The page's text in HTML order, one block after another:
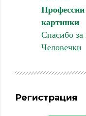
картинки
Спасибо
Человечки
Регистрация